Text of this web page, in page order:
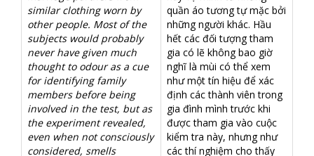
similar clothing worn by
other people. Most of the
subjects would probably
never have given much
thought to odour as a cue
for identifying family
members before being
involved in the test, but as
the experiment revealed,
even when not consciously
considered, smells
quần áo tương tự mặc bởi
những người khác. Hầu
hết các đối tượng tham
gia có lẽ không bao giờ
nghĩ là mùi có thể xem
như một tín hiệu để xác
định các thành viên trong
gia đình mình trước khi
được tham gia vào cuộc
kiểm tra này, nhưng như
các thí nghiệm cho thấy